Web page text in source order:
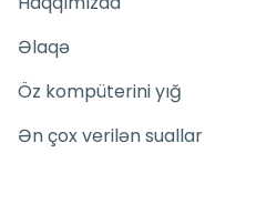
Əlaqə
Öz kompüterini yığ
Ən çox verilən suallar